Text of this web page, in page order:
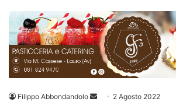
Filippo Abbondandolo
Invia 2 Agosto 2022